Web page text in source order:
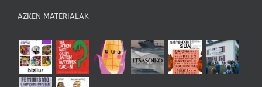
AZKEN MATERIALAK